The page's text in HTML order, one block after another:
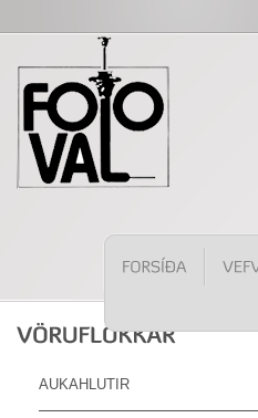
AUKAHLUTIR